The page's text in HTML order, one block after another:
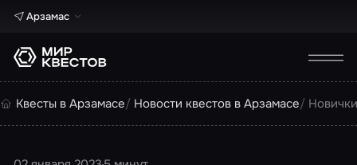
Арзамас
Квесты в Арзамасе Новости квестов в Арзамасе